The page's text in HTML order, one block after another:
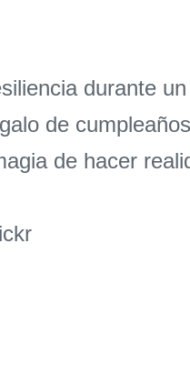
durante
de
de hacer